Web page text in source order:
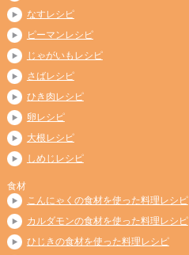
なすレシピ
ピーマンレシピ
じゃがいもレシピ
さばレシピ
ひき肉レシピ
卵レシピ
大根レシピ
しめじレシピ
食材
こんにゃくの食材を使った料理レシピ
カルダモンの食材を使った料理レシピ
ひじきの食材を使った料理レシピ